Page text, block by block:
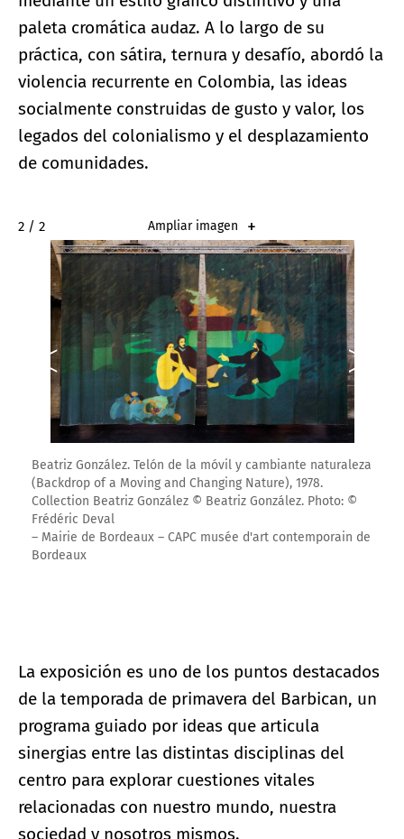
paleta cromática audaz. A lo largo de su
práctica, con sátira, ternura y desafío, abordó la
violencia recurrente en Colombia, las ideas
socialmente construidas de gusto y valor, los
legados del colonialismo y el desplazamiento
de comunidades.
2 / 2 Ampliar imagen
Beatriz González. Telón de la móvil y cambiante naturaleza
(Backdrop of a Moving and Changing Nature), 1978.
Collection Beatriz González © Beatriz González. Photo: ©
Frédéric Deval
– Mairie de Bordeaux – CAPC musée d'art contemporain de
Bordeaux
La exposición es uno de los puntos destacados
de la temporada de primavera del Barbican, un
programa guiado por ideas que articula
sinergias entre las distintas disciplinas del
centro para explorar cuestiones vitales
relacionadas con nuestro mundo, nuestra
sociedad y nosotros mismos.